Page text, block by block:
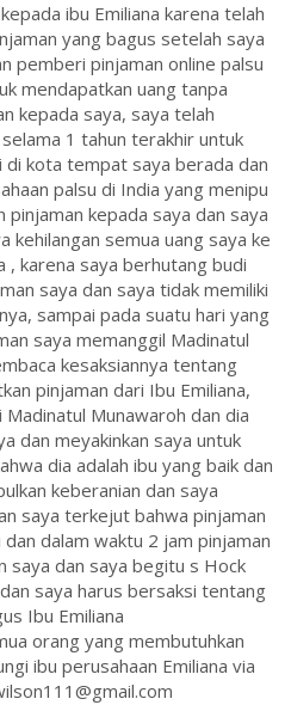
ibu Emiliana karena telah
yang bagus setelah saya
pemberi pinjaman online palsu
mendapatkan uang tanpa
kepada saya, saya telah
1 tahun terakhir untuk
di kota tempat saya berada dan
palsu di India yang menipu
pinjaman kepada saya dan saya
kehilangan semua uang saya ke
, karena saya berhutang budi
saya dan saya tidak memiliki
sampai pada suatu hari yang
saya memanggil Madinatul
kesaksiannya tentang
pinjaman dari Ibu Emiliana,
Munawaroh dan dia
dan meyakinkan saya untuk
dia adalah ibu yang baik dan
keberanian dan saya
saya terkejut bahwa pinjaman
dalam waktu 2 jam pinjaman
saya dan saya begitu s Hock
saya harus bersaksi tentang
Ibu Emiliana
orang yang membutuhkan
ibu perusahaan Emiliana via